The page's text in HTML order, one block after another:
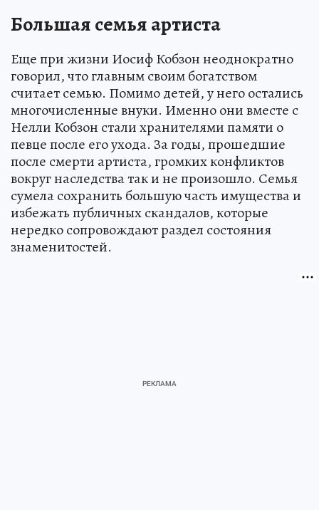
Большая семья артиста
Еще при жизни Иосиф Кобзон неоднократно
говорил, что главным своим богатством
считает семью. Помимо детей, у него остались
многочисленные внуки. Именно они вместе с
Нелли Кобзон стали хранителями памяти о
певце после его ухода. За годы, прошедшие
после смерти артиста, громких конфликтов
вокруг наследства так и не произошло. Семья
сумела сохранить большую часть имущества и
избежать публичных скандалов, которые
нередко сопровождают раздел состояния
знаменитостей.